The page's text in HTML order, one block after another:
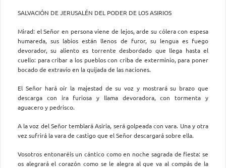
SALVACIÓN DE JERUSALÉN DEL PODER DE LOS ASIRIOS
Mirad: el Señor en persona viene de lejos, arde su cólera con espesa
humareda, sus labios están llenos de furor, su lengua es fuego
devorador, su aliento es torrente desbordado que llega hasta el
cuello: para cribar a los pueblos con criba de exterminio, para poner
bocado de extravío en la quijada de las naciones.
El Señor hará oír la majestad de su voz y mostrará su brazo que
descarga con ira furiosa y llama devoradora, con tormenta y
aguacero y pedrisco.
A la voz del Señor temblará Asiria, será golpeada con vara. Una y otra
vez sufrirá la vara de castigo que el Señor descargará sobre ella.
Vosotros entonaréis un cántico como en noche sagrada de fiesta: se
os alegrará el corazón como se le alegra al que va al compás de la